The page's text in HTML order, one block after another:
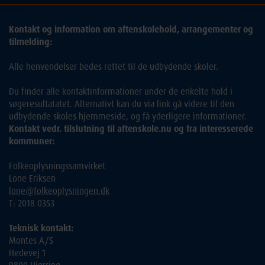
Kontakt og information om aftenskolehold, arrangementer og
tilmelding:
Alle henvendelser bedes rettet til de udbydende skoler.
Du finder alle kontaktinformationer under de enkelte hold i
søgeresultatatet. Alternativt kan du via link gå videre til den
udbydende skoles hjemmeside, og få yderligere informationer.
Kontakt vedr. tilslutning til aftenskole.nu og fra interesserede
kommuner:
Folkeoplysningssamvirket
Lone Eriksen
lone@folkeoplysningen.dk
T: 2018 0353
Teknisk kontakt:
Montes A/S
Hedevej 1